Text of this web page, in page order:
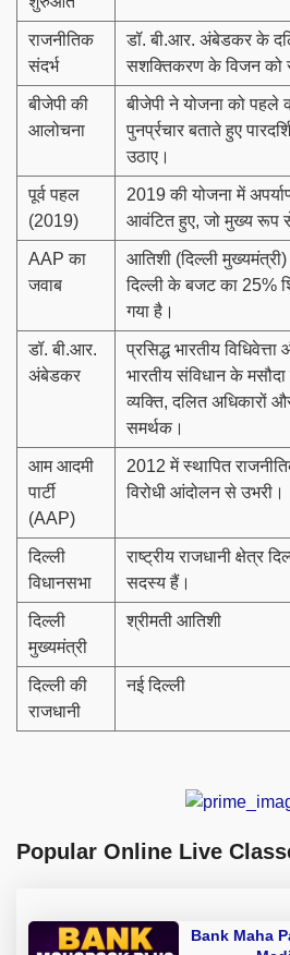
राजनीतिक
संदर्भ
डॉ. बी.आर. अंबेडकर के
सशक्तिकरण के विजन को
बीजेपी की
आलोचना
बीजेपी ने योजना को पहले
पुनर्प्रचार बताते हुए
उठाए।
पूर्व पहल
(2019)
2019 की योजना में
आवंटित हुए, जो मुख्य रूप
AAP का
जवाब
आतिशी (दिल्ली
दिल्ली के बजट का 25%
गया है।
डॉ. बी.आर.
अंबेडकर
प्रसिद्ध भारतीय
भारतीय संविधान के
व्यक्ति, दलित अधिकारों
समर्थक।
आम आदमी
पार्टी
(AAP)
2012 में स्थापित
विरोधी आंदोलन से उभरी।
दिल्ली
विधानसभा
राष्ट्रीय राजधानी क्षेत्र
सदस्य हैं।
दिल्ली
मुख्यमंत्री
श्रीमती आतिशी
दिल्ली की
राजधानी
नई दिल्ली
Popular Online Live
Bank Maha